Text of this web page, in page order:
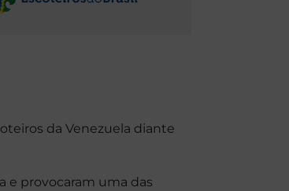
da Venezuela diante
e provocaram uma das